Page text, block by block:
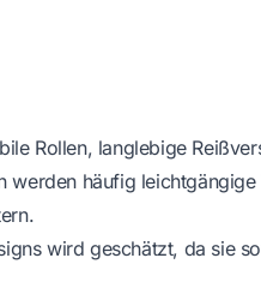
Rollen, langlebige
werden häufig
wird geschätzt, da sie